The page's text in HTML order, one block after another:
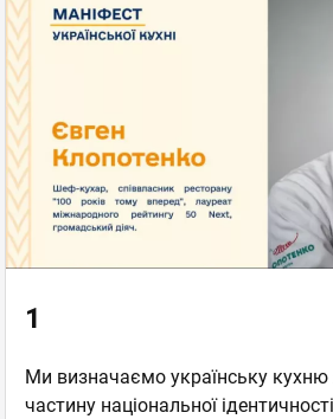
1
Ми визначаємо українську кухню
частину національної